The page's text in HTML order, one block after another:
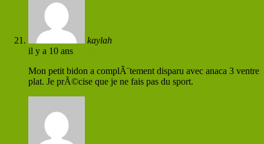
kaylah
il y a 10 ans
Mon petit bidon a complÃ¨tement disparu avec anaca 3 ventre
plat. Je prÃ©cise que je ne fais pas du sport.